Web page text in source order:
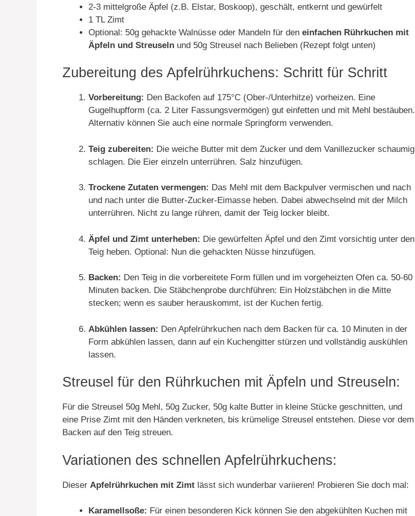
2-3 mittelgroße Äpfel (z.B. Elstar, Boskoop), geschält, entkernt und gewürfelt
1 TL Zimt
Optional: 50g gehackte Walnüsse oder Mandeln für den einfachen Rührkuchen mit
Äpfeln und Streuseln und 50g Streusel nach Belieben (Rezept folgt unten)
Zubereitung des Apfelrührkuchens: Schritt für Schritt
Vorbereitung: Den Backofen auf 175°C (Ober-/Unterhitze) vorheizen. Eine
Gugelhupfform (ca. 2 Liter Fassungsvermögen) gut einfetten und mit Mehl bestäuben.
Alternativ können Sie auch eine normale Springform verwenden.
Teig zubereiten: Die weiche Butter mit dem Zucker und dem Vanillezucker schaumig
schlagen. Die Eier einzeln unterrühren. Salz hinzufügen.
Trockene Zutaten vermengen: Das Mehl mit dem Backpulver vermischen und nach
und nach unter die Butter-Zucker-Eimasse heben. Dabei abwechselnd mit der Milch
unterrühren. Nicht zu lange rühren, damit der Teig locker bleibt.
Äpfel und Zimt unterheben: Die gewürfelten Äpfel und den Zimt vorsichtig unter den
Teig heben. Optional: Nun die gehackten Nüsse hinzufügen.
Backen: Den Teig in die vorbereitete Form füllen und im vorgeheizten Ofen ca. 50-60
Minuten backen. Die Stäbchenprobe durchführen: Ein Holzstäbchen in die Mitte
stecken; wenn es sauber herauskommt, ist der Kuchen fertig.
Abkühlen lassen: Den Apfelrührkuchen nach dem Backen für ca. 10 Minuten in der
Form abkühlen lassen, dann auf ein Kuchengitter stürzen und vollständig auskühlen
lassen.
Streusel für den Rührkuchen mit Äpfeln und Streuseln:
Für die Streusel 50g Mehl, 50g Zucker, 50g kalte Butter in kleine Stücke geschnitten, und
eine Prise Zimt mit den Händen verkneten, bis krümelige Streusel entstehen. Diese vor dem
Backen auf den Teig streuen.
Variationen des schnellen Apfelrührkuchens:
Dieser Apfelrührkuchen mit Zimt lässt sich wunderbar variieren! Probieren Sie doch mal:
Karamellsoße: Für einen besonderen Kick können Sie den abgekühlten Kuchen mit